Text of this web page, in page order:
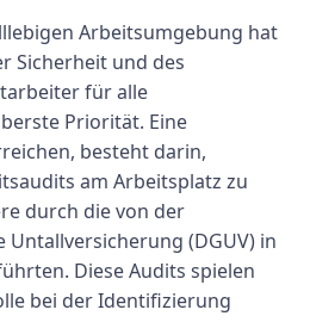
Arbeitsumgebung hat
Sicherheit und des
für alle
Priorität. Eine
besteht darin,
am Arbeitsplatz zu
durch die von der
Untallversicherung (DGUV) in
Diese Audits spielen
bei der Identifizierung